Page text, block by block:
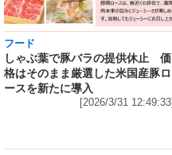
フード
しゃぶ葉で豚バラの提供休止 価
格はそのまま厳選した米国産豚ロ
ースを新たに導入
[2026/3/31 12:49:33]